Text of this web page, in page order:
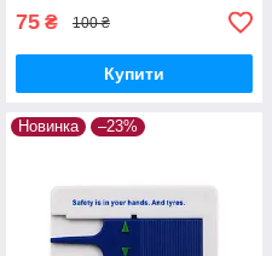
75 ₴ 100 ₴
Купити
Новинка –23%